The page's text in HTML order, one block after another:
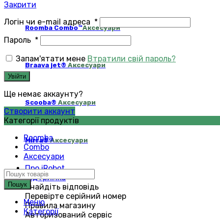
Roomba Combo™Аксесуари
Braava jet® Аксесуари
Scooba® Аксесуари
Mirra®Аксесуари
Про iRobot
Підтримка
Знайдіть відповідь
Перевірте серійний номер
Правила магазину
Авторизований сервіс
Закрити
Логін чи e-mail адреса *
Пароль *
Запам'ятати мене Втратили свій пароль?
Увійти
Ще немає аккаунту?
Створити аккаунт
Категорії продуктів
Roomba
Combo
Аксесуари
Пошук
Меню
Категорії